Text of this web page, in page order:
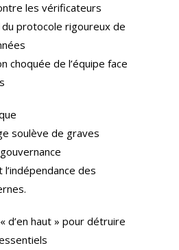
les vérificateurs
du protocole rigoureux de
choquée de l’équipe face
soulève de graves
des
d’en haut » pour détruire